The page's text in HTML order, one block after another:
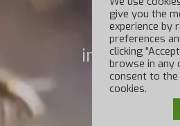
Contatti
Cookies
give you the
experience by
preferences
clicking
browse in any
consent to
cookies.